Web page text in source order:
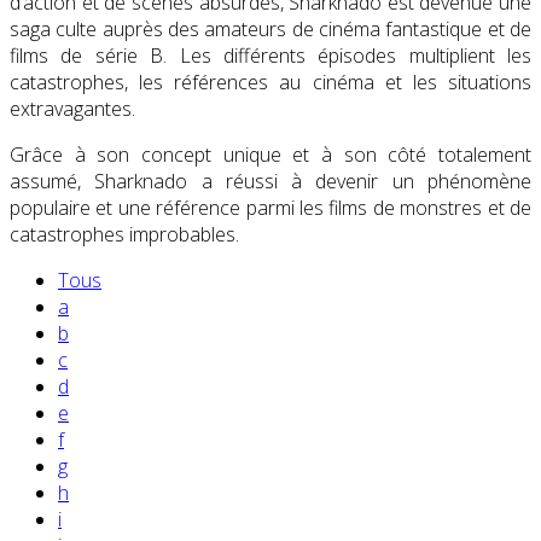
saga culte auprès des amateurs de cinéma fantastique et de
films de série B. Les différents épisodes multiplient les
catastrophes, les références au cinéma et les situations
extravagantes.
Grâce à son concept unique et à son côté totalement
assumé, Sharknado a réussi à devenir un phénomène
populaire et une référence parmi les films de monstres et de
catastrophes improbables.
Tous
a
b
c
d
e
f
g
h
i